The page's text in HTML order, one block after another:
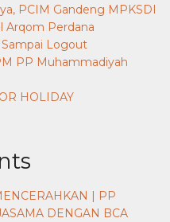
PCIM Gandeng MPKSDI
Arqom Perdana
Logout
PP Muhammadiyah
HOLIDAY
| PP
DENGAN BCA